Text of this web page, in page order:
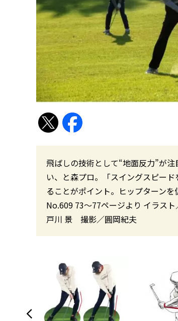
飛ばしの技術として“地面反力”が
い、と森プロ。「スイングスピー
ることがポイント。ヒップターン
No.609 73〜77ページより イラス
戸川 景 撮影／圓岡紀夫